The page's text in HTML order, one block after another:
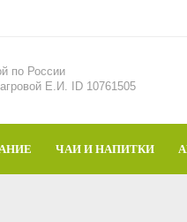
по России
Е.И. ID 10761505
ЧАИ И НАПИТКИ